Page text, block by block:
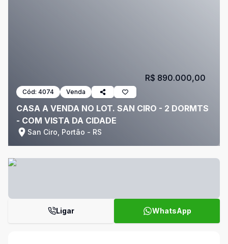
Cód: 4074 Venda
CASA A VENDA NO LOT. SAN CIRO - 2 DORMTS
- COM VISTA DA CIDADE
San Ciro, Portão - RS
R$ 890.000,00
Ligar WhatsApp